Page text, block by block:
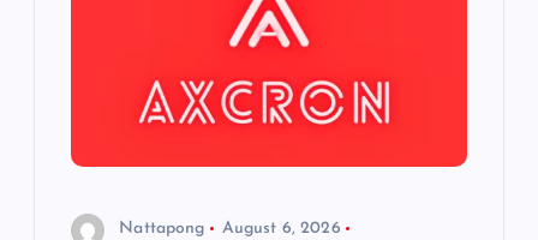
Nattapong
August 6, 2026